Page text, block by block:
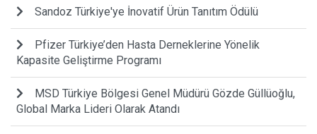
Sandoz Türkiye'ye İnovatif Ürün Tanıtım Ödülü
Pfizer Türkiye’den Hasta Derneklerine Yönelik
Kapasite Geliştirme Programı
MSD Türkiye Bölgesi Genel Müdürü Gözde Güllüoğlu,
Global Marka Lideri Olarak Atandı